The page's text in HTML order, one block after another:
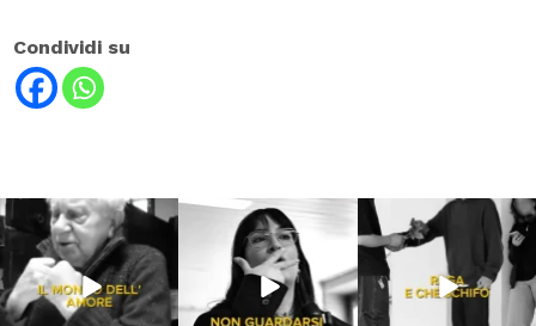
Condividi su
Lug 31
213 4
Lug 16
53 1
Lug 13
199 10